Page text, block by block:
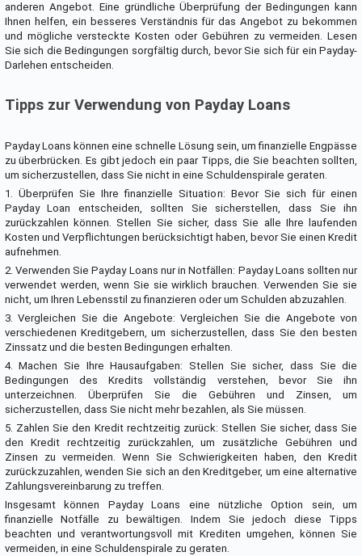
anderen Angebot. Eine gründliche Überprüfung der Bedingungen kann
Ihnen helfen, ein besseres Verständnis für das Angebot zu bekommen
und mögliche versteckte Kosten oder Gebühren zu vermeiden. Lesen
Sie sich die Bedingungen sorgfältig durch, bevor Sie sich für ein Payday-
Darlehen entscheiden.
Tipps zur Verwendung von Payday Loans
Payday Loans können eine schnelle Lösung sein, um finanzielle Engpässe
zu überbrücken. Es gibt jedoch ein paar Tipps, die Sie beachten sollten,
um sicherzustellen, dass Sie nicht in eine Schuldenspirale geraten.
1. Überprüfen Sie Ihre finanzielle Situation: Bevor Sie sich für einen
Payday Loan entscheiden, sollten Sie sicherstellen, dass Sie ihn
zurückzahlen können. Stellen Sie sicher, dass Sie alle Ihre laufenden
Kosten und Verpflichtungen berücksichtigt haben, bevor Sie einen Kredit
aufnehmen.
2. Verwenden Sie Payday Loans nur in Notfällen: Payday Loans sollten nur
verwendet werden, wenn Sie sie wirklich brauchen. Verwenden Sie sie
nicht, um Ihren Lebensstil zu finanzieren oder um Schulden abzuzahlen.
3. Vergleichen Sie die Angebote: Vergleichen Sie die Angebote von
verschiedenen Kreditgebern, um sicherzustellen, dass Sie den besten
Zinssatz und die besten Bedingungen erhalten.
4. Machen Sie Ihre Hausaufgaben: Stellen Sie sicher, dass Sie die
Bedingungen des Kredits vollständig verstehen, bevor Sie ihn
unterzeichnen. Überprüfen Sie die Gebühren und Zinsen, um
sicherzustellen, dass Sie nicht mehr bezahlen, als Sie müssen.
5. Zahlen Sie den Kredit rechtzeitig zurück: Stellen Sie sicher, dass Sie
den Kredit rechtzeitig zurückzahlen, um zusätzliche Gebühren und
Zinsen zu vermeiden. Wenn Sie Schwierigkeiten haben, den Kredit
zurückzuzahlen, wenden Sie sich an den Kreditgeber, um eine alternative
Zahlungsvereinbarung zu treffen.
Insgesamt können Payday Loans eine nützliche Option sein, um
finanzielle Notfälle zu bewältigen. Indem Sie jedoch diese Tipps
beachten und verantwortungsvoll mit Krediten umgehen, können Sie
vermeiden, in eine Schuldenspirale zu geraten.